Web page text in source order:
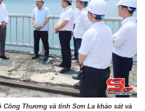
Công Thương và tỉnh Sơn La khảo sát và